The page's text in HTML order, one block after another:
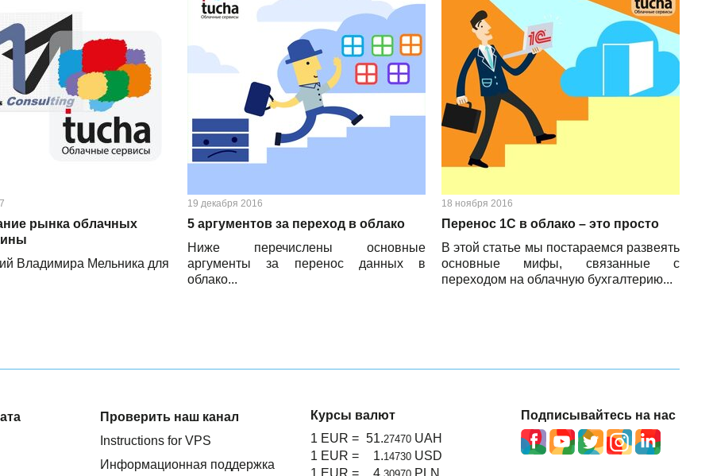
рынка облачных
Владимира Мельника для
19 декабря 2016
5 аргументов за переход в облако
Ниже перечислены основные
аргументы за перенос данных в
облако...
18 ноября 2016
Перенос 1С в облако – это просто
В этой статье мы постараемся развеять
основные мифы, связанные с
переходом на облачную бухгалтерию...
Проверить наш канал
Instructions for VPS
Информационная поддержка
Курсы валют
1 EUR = 51.27470 UAH
1 EUR =
1.14730 USD
1 EUR =
4. PLN
Подписывайтесь на нас